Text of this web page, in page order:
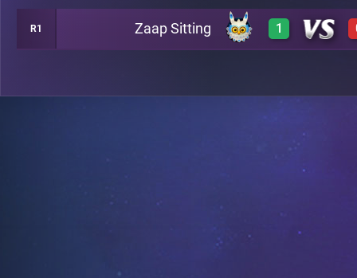
3 C8
R1 Zaap Sitting 1